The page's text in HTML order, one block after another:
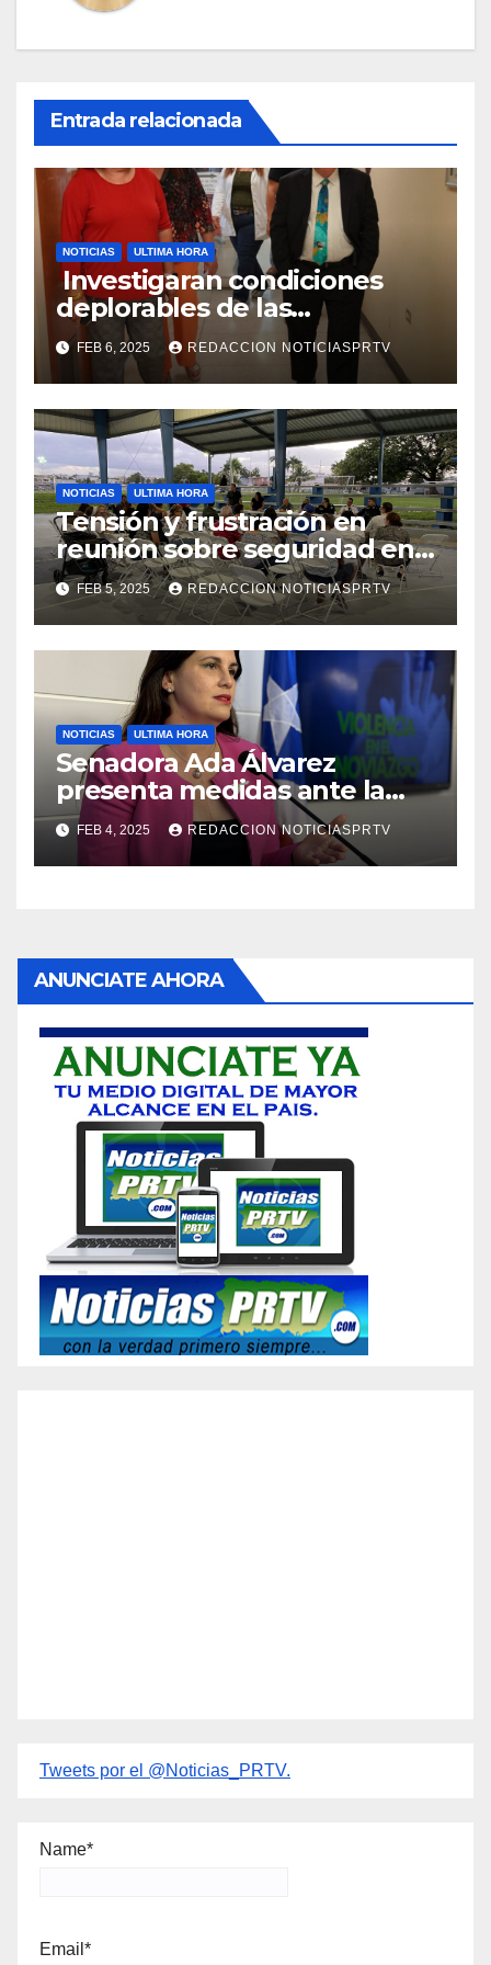
Entrada relacionada
NOTICIAS ULTIMA HORA
Investigaran condiciones
deplorables de las
facilidades el Departamento
de la Salud en Mayagüez
FEB 6, 2025 REDACCION NOTICIASPRTV
NOTICIAS ULTIMA HORA
Tensión y frustración en
reunión sobre seguridad en
Reparto Metropolitano
FEB 5, 2025 REDACCION NOTICIASPRTV
NOTICIAS ULTIMA HORA
Senadora Ada Álvarez
presenta medidas ante la
violencia en el noviazgo
FEB 4, 2025 REDACCION NOTICIASPRTV
ANUNCIATE AHORA
Tweets por el @Noticias_PRTV.
Name*
Email*